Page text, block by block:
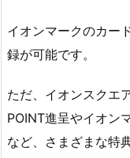
イオンマークのカー
録が可能です。
ただ、イオンスクエ
POINT進呈やイオン
など、さまざまな特